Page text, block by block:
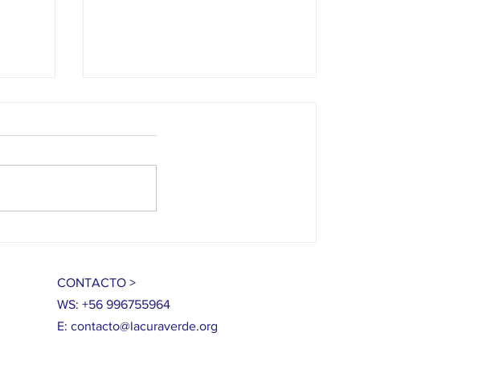
CONTACTO >
WS: +56 996755964
E: contacto@lacuraverde.org